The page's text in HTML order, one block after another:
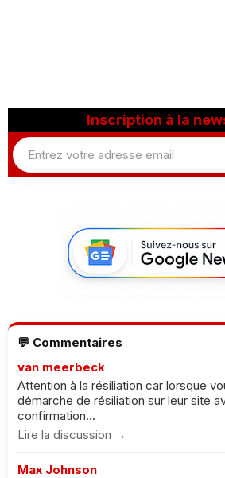
Inscription à la
💬 Commentaires
van meerbeck
Attention à la résiliation car lorsque
démarche de résiliation sur leur site
confirmation...
Lire la discussion →
Max Johnson